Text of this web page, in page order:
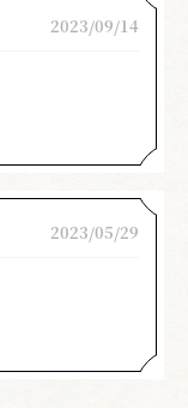
なく、切り
に多く見ら
し、次回の捲
佐藤 四十一
号の記事を再掲
2023/09/14
2023/05/29